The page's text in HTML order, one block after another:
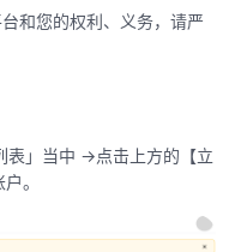
和您的权利、义务，请严
」当中 ->点击上方的【立
。